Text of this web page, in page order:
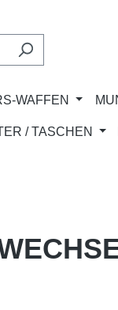
WAFFEN
/ TASCHEN